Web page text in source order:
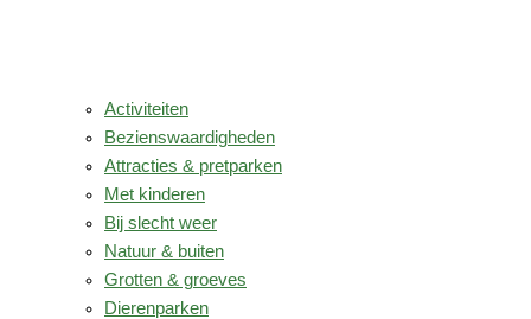
Activiteiten
Bezienswaardigheden
Attracties & pretparken
Met kinderen
Bij slecht weer
Natuur & buiten
Grotten & groeves
Dierenparken